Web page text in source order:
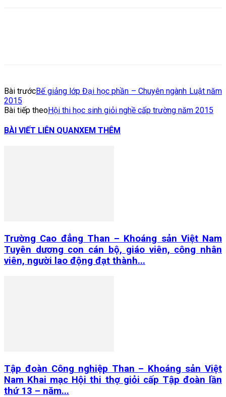
Bài trướcBế giảng lớp Đại học phần – Chuyên ngành Luật năm
2015
Bài tiếp theoHội thi học sinh giỏi nghề cấp trường năm 2015
BÀI VIẾT LIÊN QUANXEM THÊM
Trường Cao đẳng Than – Khoáng sản Việt Nam
Tuyên dương con cán bộ, giáo viên, công nhân
viên, người lao động đạt thành...
Tập đoàn Công nghiệp Than – Khoáng sản Việt
Nam Khai mạc Hội thi thợ giỏi cấp Tập đoàn lần
thứ 13 – năm...